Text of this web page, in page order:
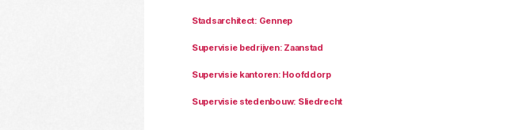
Stadsarchitect: Gennep
Supervisie bedrijven: Zaanstad
Supervisie kantoren: Hoofddorp
Supervisie stedenbouw: Sliedrecht